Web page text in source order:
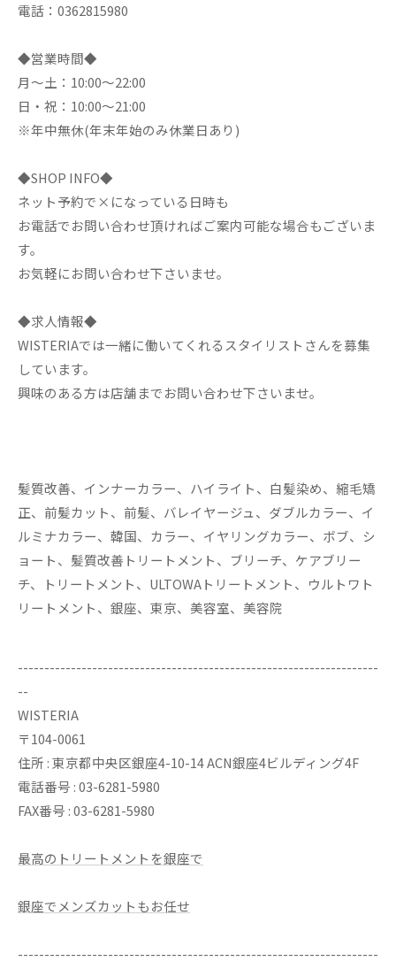
電話：0362815980
◆営業時間◆
月～土：10:00～22:00
日・祝：10:00～21:00
※年中無休(年末年始のみ休業日あり)
◆SHOP INFO◆
ネット予約で×になっている日時も
お電話でお問い合わせ頂ければご案内可能な場合もございま
す。
お気軽にお問い合わせ下さいませ。
◆求人情報◆
WISTERIAでは一緒に働いてくれるスタイリストさんを募集
しています。
興味のある方は店舗までお問い合わせ下さいませ。
髪質改善、インナーカラー、ハイライト、白髪染め、縮毛矯
正、前髪カット、前髪、バレイヤージュ、ダブルカラー、イ
ルミナカラー、韓国、カラー、イヤリングカラー、ボブ、シ
ョート、髪質改善トリートメント、ブリーチ、ケアブリー
チ、トリートメント、ULTOWAトリートメント、ウルトワト
リートメント、銀座、東京、美容室、美容院
--------------------------------------------------------------------
--
WISTERIA
〒104-0061
住所 : 東京都中央区銀座4-10-14 ACN銀座4ビルディング4F
電話番号 : 03-6281-5980
FAX番号 : 03-6281-5980
最高のトリートメントを銀座で
銀座でメンズカットもお任せ
--------------------------------------------------------------------